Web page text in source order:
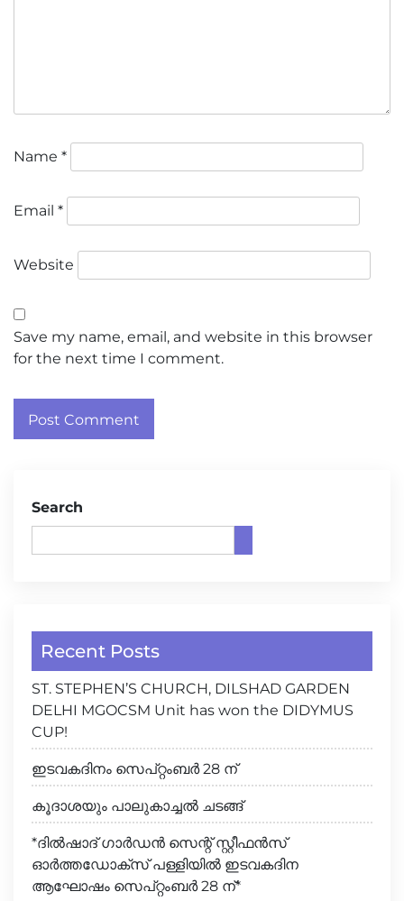
Name *
Email *
Website
Save my name, email, and website in this browser
for the next time I comment.
Search
Recent Posts
ST. STEPHEN’S CHURCH, DILSHAD GARDEN
DELHI MGOCSM Unit has won the DIDYMUS
CUP!
ഇടവകദിനം സെപ്റ്റംബർ 28 ന്
കൂദാശയും പാലുകാച്ചൽ ചടങ്ങ്
*ദിൽഷാദ് ഗാർഡൻ സെന്റ് സ്റ്റീഫൻസ്
ഓർത്തഡോക്സ് പള്ളിയിൽ ഇടവകദിന
ആഘോഷം സെപ്റ്റംബർ 28 ന്*